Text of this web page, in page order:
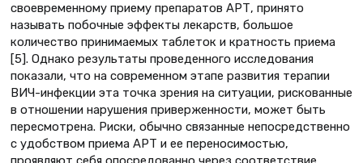
своевременному приему препаратов АРТ, принято
называть побочные эффекты лекарств, большое
количество принимаемых таблеток и кратность приема
[5]. Однако результаты проведенного исследования
показали, что на современном этапе развития терапии
ВИЧ-инфекции эта точка зрения на ситуации, рискованные
в отношении нарушения приверженности, может быть
пересмотрена. Риски, обычно связанные непосредственно
с удобством приема АРТ и ее переносимостью,